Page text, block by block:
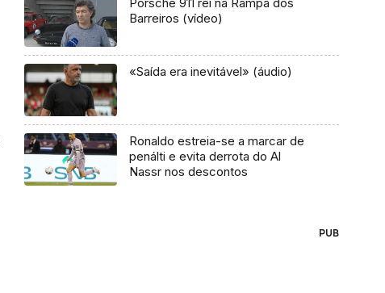
Barreiros (vídeo)
«Saída era inevitável» (áudio)
Ronaldo estreia-se a marcar de
penálti e evita derrota do Al
Nassr nos descontos
PUB